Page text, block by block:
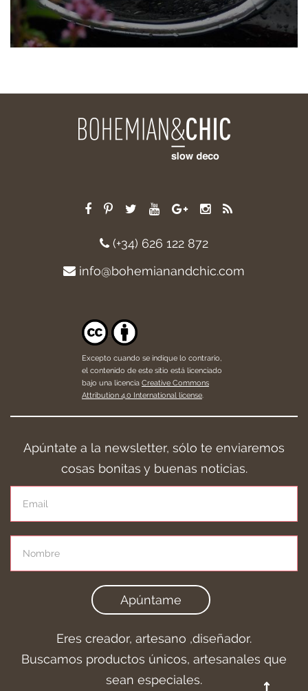
(+34) 626 122 872
info@bohemianandchic.com
Excepto cuando se indique lo contrario,
el contenido de este sitio está licenciado
bajo una licencia Creative Commons
Attribution 4.0 International license.
Apúntate a la newsletter, sólo te enviaremos
cosas bonitas y buenas noticias.
Apúntame
Eres creador, artesano ,diseñador.
Buscamos productos únicos, artesanales que
sean especiales.